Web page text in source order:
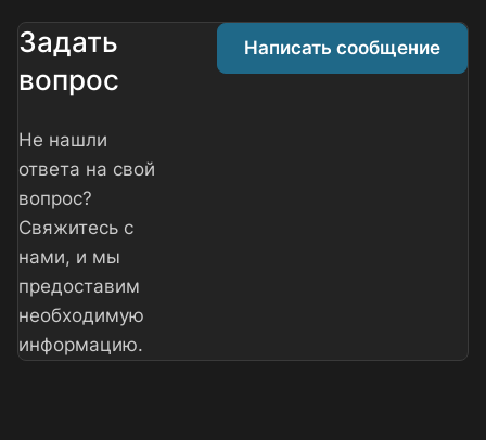
Задать
вопрос
Не нашли
ответа на свой
вопрос?
Свяжитесь с
нами, и мы
предоставим
необходимую
информацию.
Написать сообщение